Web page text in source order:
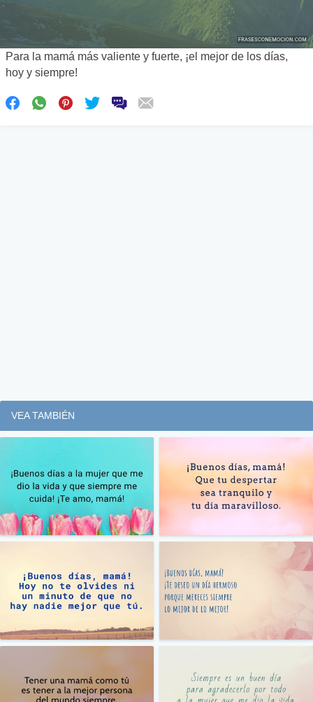
Para la mamá más valiente y fuerte, ¡el mejor de los días,
hoy y siempre!
VEA TAMBIÉN